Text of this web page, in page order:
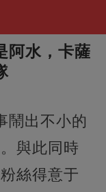
阿水，卡薩
鬧出不小的
與此同時
絲得意于